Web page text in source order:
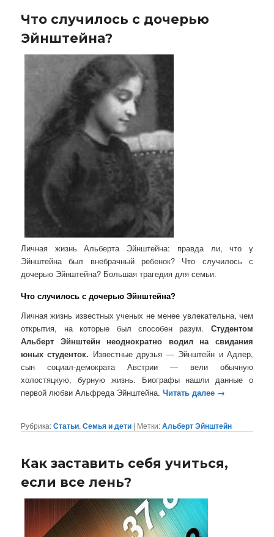
Что случилось с дочерью
Эйнштейна?
Личная жизнь Альберта Эйнштейна: правда ли, что у
Эйнштейна был внебрачный ребенок? Что случилось с
дочерью Эйнштейна? Большая трагедия для семьи.
Что случилось с дочерью Эйнштейна?
Личная жизнь известных ученых не менее увлекательна, чем
открытия, на которые был способен разум. Студентом
Альберт Эйнштейн неоднократно водил на свидания
юных студенток. Известные друзья — Эйнштейн и Адлер,
сын социал-демократа Австрии — вели обычную
холостяцкую, бурную жизнь. Биографы нашли данные о
первой любви Альфреда Эйнштейна. Читать далее →
Рубрика:Статьи,Семья и дети | Метки:Альберт Эйнштейн
Как заставить себя учиться,
если все лень?